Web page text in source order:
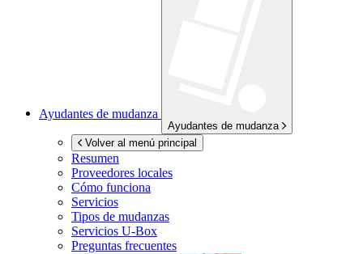
Ayudantes de mudanza
Ayudantes de mudanza
Volver al menú principal
Resumen
Proveedores locales
Cómo funciona
Servicios
Tipos de mudanzas
Servicios U-Box
Preguntas frecuentes